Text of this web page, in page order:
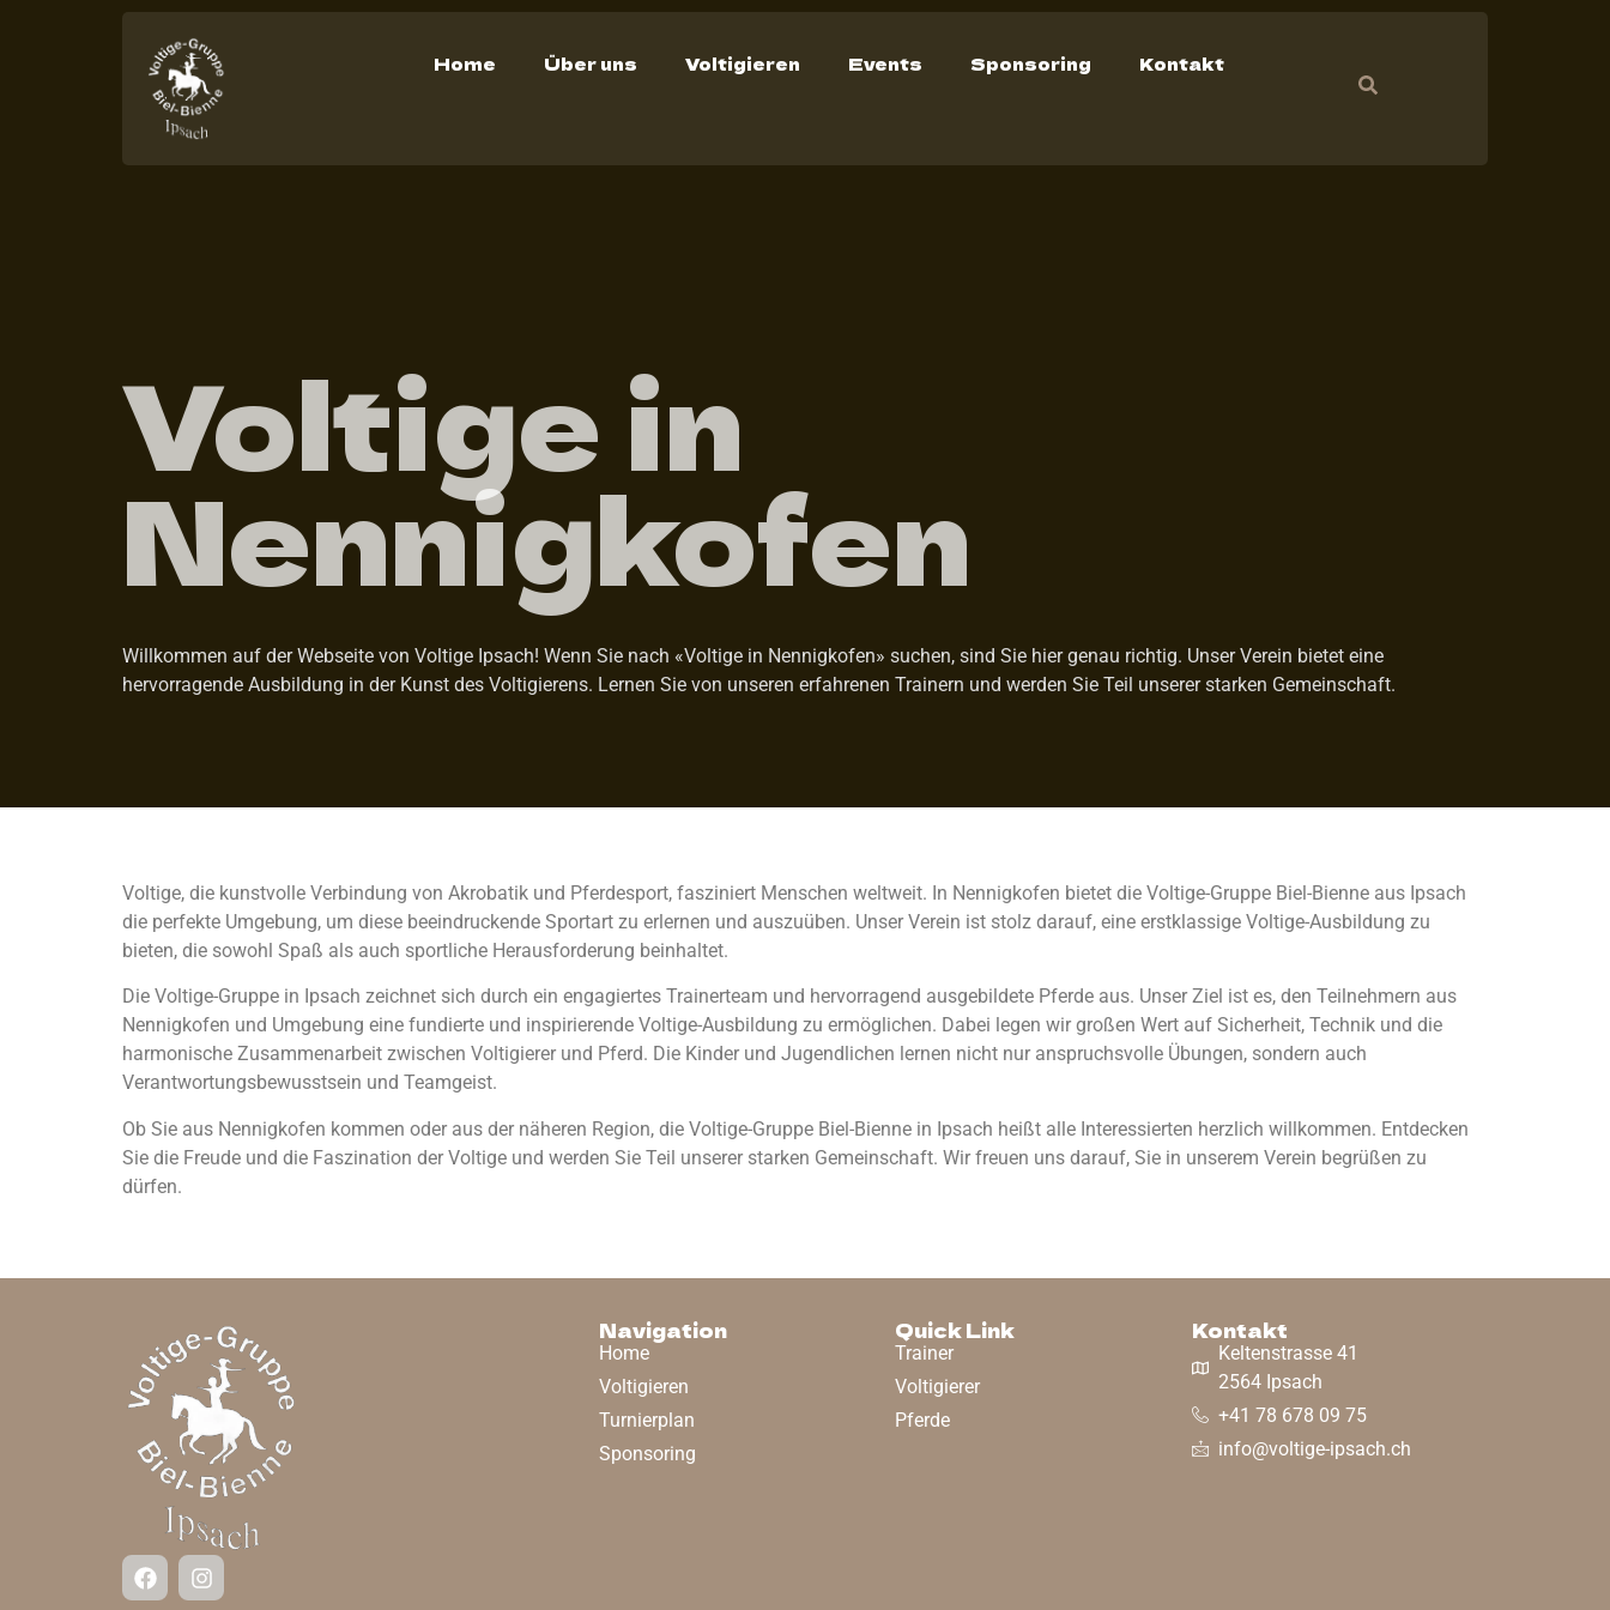
Home Über uns Voltigieren Events Sponsoring Kontakt
Voltige in
Nennigkofen
Willkommen auf der Webseite von Voltige Ipsach! Wenn Sie nach «Voltige in Nennigkofen» suchen, sind Sie hier genau richtig. Unser Verein bietet eine
hervorragende Ausbildung in der Kunst des Voltigierens. Lernen Sie von unseren erfahrenen Trainern und werden Sie Teil unserer starken Gemeinschaft.
Voltige, die kunstvolle Verbindung von Akrobatik und Pferdesport, fasziniert Menschen weltweit. In Nennigkofen bietet die Voltige-Gruppe Biel-Bienne aus Ipsach
die perfekte Umgebung, um diese beeindruckende Sportart zu erlernen und auszuüben. Unser Verein ist stolz darauf, eine erstklassige Voltige-Ausbildung zu
bieten, die sowohl Spaß als auch sportliche Herausforderung beinhaltet.
Die Voltige-Gruppe in Ipsach zeichnet sich durch ein engagiertes Trainerteam und hervorragend ausgebildete Pferde aus. Unser Ziel ist es, den Teilnehmern aus
Nennigkofen und Umgebung eine fundierte und inspirierende Voltige-Ausbildung zu ermöglichen. Dabei legen wir großen Wert auf Sicherheit, Technik und die
harmonische Zusammenarbeit zwischen Voltigierer und Pferd. Die Kinder und Jugendlichen lernen nicht nur anspruchsvolle Übungen, sondern auch
Verantwortungsbewusstsein und Teamgeist.
Ob Sie aus Nennigkofen kommen oder aus der näheren Region, die Voltige-Gruppe Biel-Bienne in Ipsach heißt alle Interessierten herzlich willkommen. Entdecken
Sie die Freude und die Faszination der Voltige und werden Sie Teil unserer starken Gemeinschaft. Wir freuen uns darauf, Sie in unserem Verein begrüßen zu
dürfen.
Navigation
Home
Voltigieren
Turnierplan
Sponsoring
Quick Link
Trainer
Voltigierer
Pferde
Kontakt
Keltenstrasse 41
2564 Ipsach
+41 78 678 09 75
info@voltige-ipsach.ch